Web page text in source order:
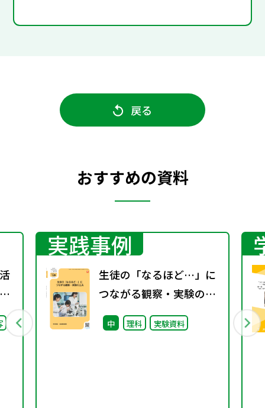
戻る
おすすめの資料
実践事例
生徒の「なるほど…」に
つながる観察・実験の工
夫（特別課題129）
中 理科 実験資料